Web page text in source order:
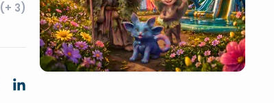
(+ 3)